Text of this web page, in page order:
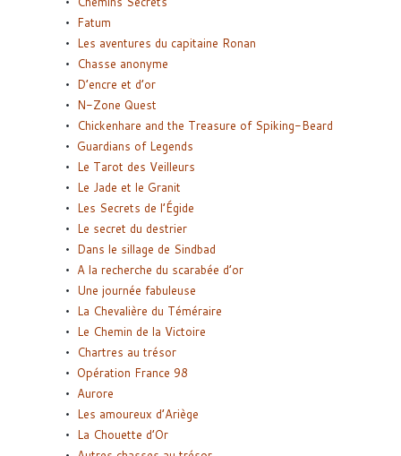
Fatum
Les aventures du capitaine Ronan
Chasse anonyme
D’encre et d’or
N-Zone Quest
Chickenhare and the Treasure of Spiking-Beard
Guardians of Legends
Le Tarot des Veilleurs
Le Jade et le Granit
Les Secrets de l’Égide
Le secret du destrier
Dans le sillage de Sindbad
A la recherche du scarabée d’or
Une journée fabuleuse
La Chevalière du Téméraire
Le Chemin de la Victoire
Chartres au trésor
Opération France 98
Aurore
Les amoureux d’Ariège
La Chouette d’Or